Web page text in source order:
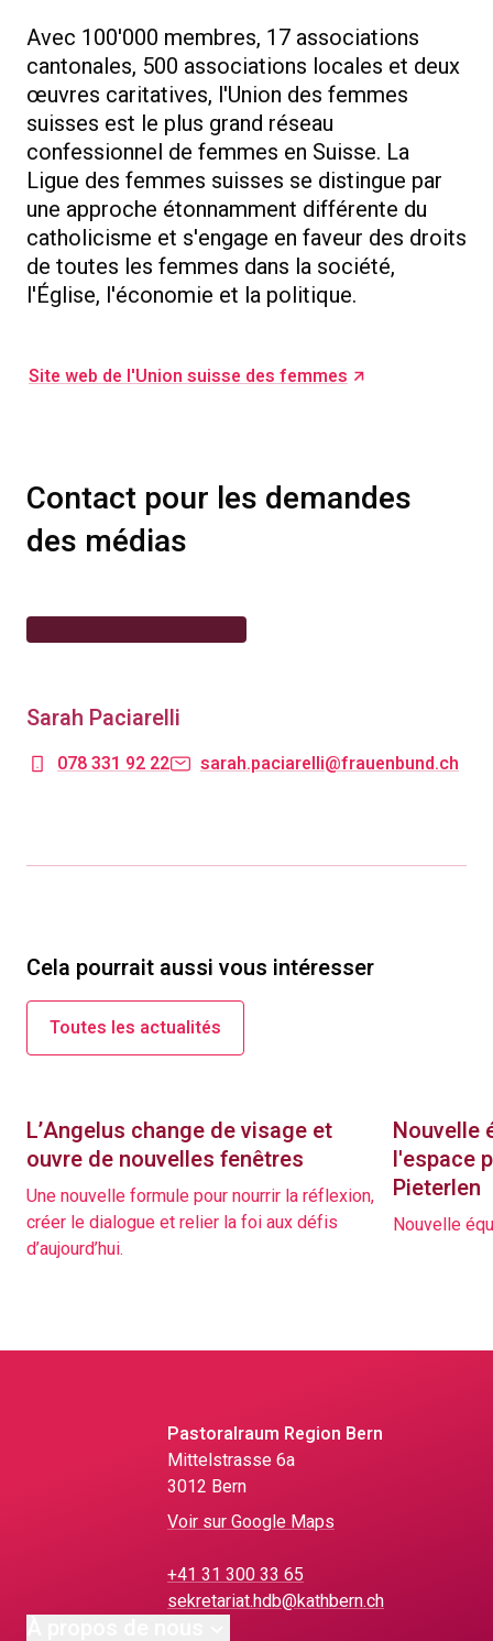
Avec 100'000 membres, 17 associations
cantonales, 500 associations locales et deux
œuvres caritatives, l'Union des femmes
suisses est le plus grand réseau
confessionnel de femmes en Suisse. La
Ligue des femmes suisses se distingue par
une approche étonnamment différente du
catholicisme et s'engage en faveur des droits
de toutes les femmes dans la société,
l'Église, l'économie et la politique.
Site web de l'Union suisse des femmes
Contact pour les demandes
des médias
Sarah Paciarelli
078 331 92 22 sarah.paciarelli@frauenbund.ch
Cela pourrait aussi vous intéresser
Toutes les actualités
L’Angelus change de visage et
ouvre de nouvelles fenêtres
Une nouvelle formule pour nourrir la réflexion,
créer le dialogue et relier la foi aux défis
d’aujourd’hui.
Nouvelle
l'espace
Pieterlen
Nouvelle
Pastoralraum Region Bern
Mittelstrasse 6a
3012 Bern
Voir sur Google Maps
+41 31 300 33 65
sekretariat.hdb@kathbern.ch